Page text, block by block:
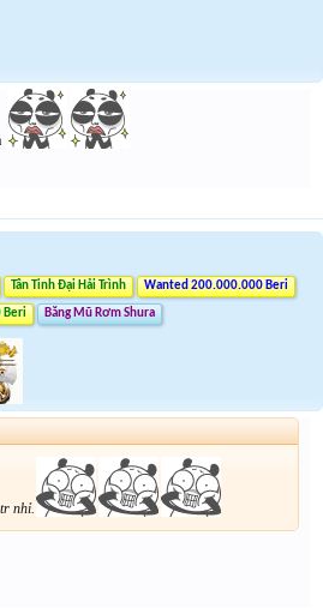
Tân Tinh Đại Hải Trình Wanted 200.000.000 Beri
Beri Băng Mũ Rơm Shura
nhỉ.